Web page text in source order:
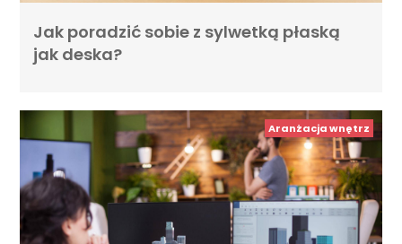
Jak poradzić sobie z sylwetką płaską
jak deska?
Aranżacja wnętrz